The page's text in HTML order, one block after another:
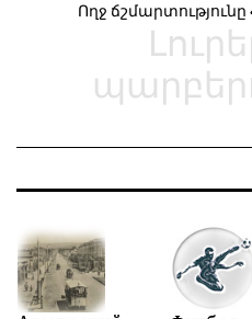
АРХИВ
« Июнь 2026
Ողջ